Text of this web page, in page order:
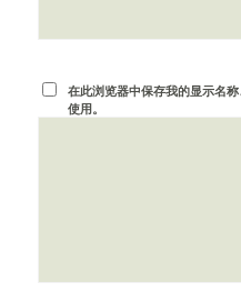
在此浏览器中保存我的显示名
使用。